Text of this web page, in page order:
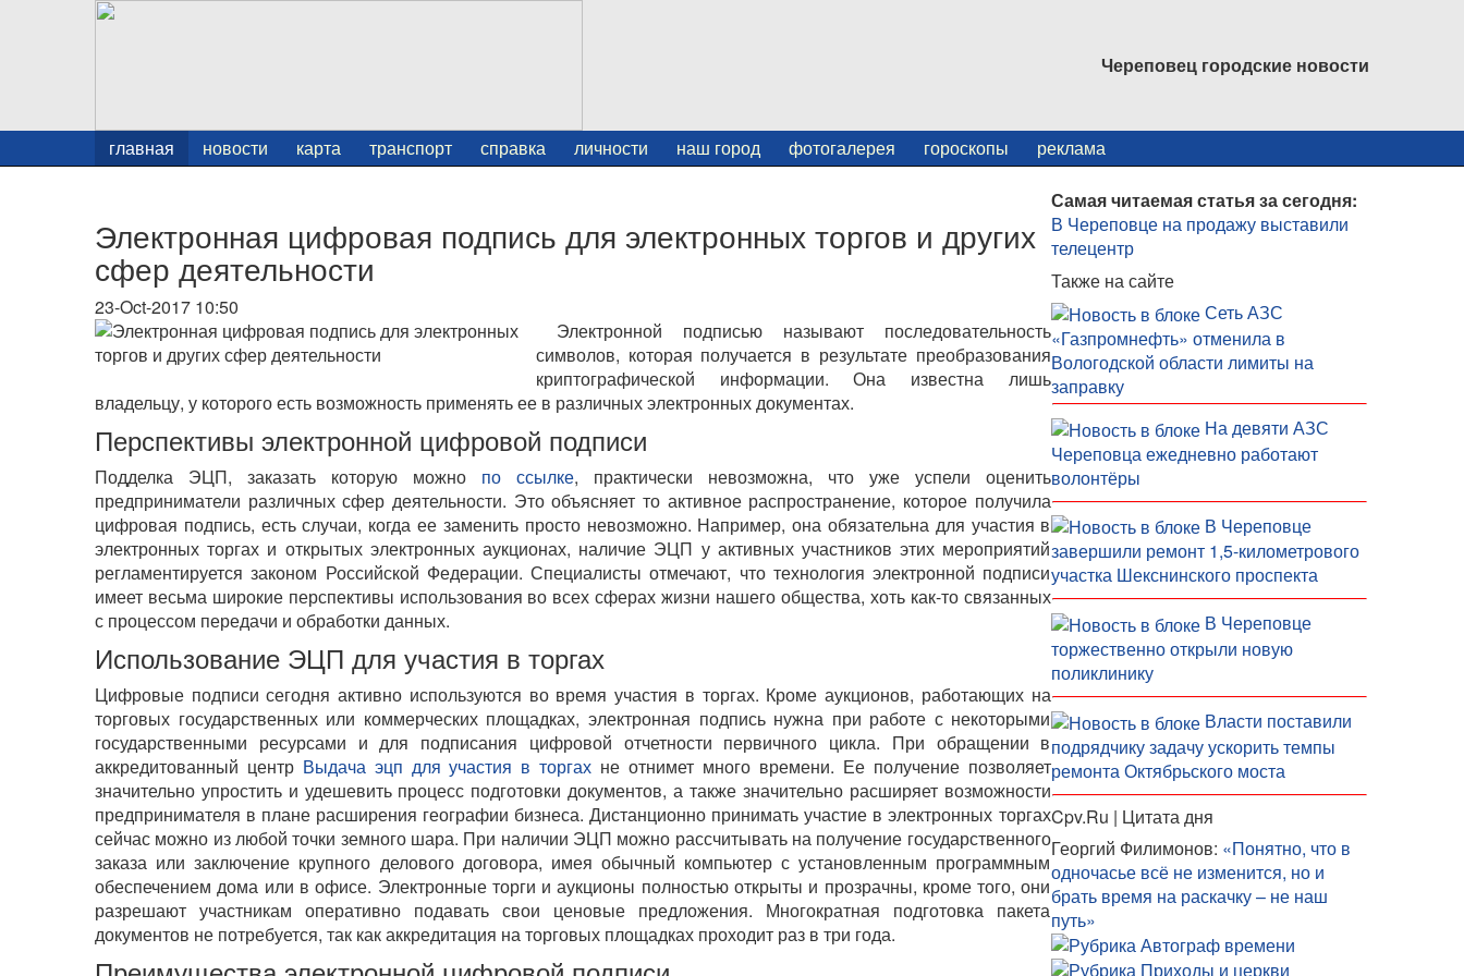
Череповец городские новости
главная новости карта транспорт справка личности наш город фотогалерея гороскопы реклама
Электронная цифровая подпись для электронных торгов и других
сфер деятельности
23-Oct-2017 10:50
Электронной подписью называют последовательность
символов, которая получается в результате преобразования
криптографической информации. Она известна лишь
владельцу, у которого есть возможность применять ее в различных электронных документах.
Перспективы электронной цифровой подписи
Подделка ЭЦП, заказать которую можно по ссылке, практически невозможна, что уже успели оценить
предприниматели различных сфер деятельности. Это объясняет то активное распространение, которое получила
цифровая подпись, есть случаи, когда ее заменить просто невозможно. Например, она обязательна для участия в
электронных торгах и открытых электронных аукционах, наличие ЭЦП у активных участников этих мероприятий
регламентируется законом Российской Федерации. Специалисты отмечают, что технология электронной подписи
имеет весьма широкие перспективы использования во всех сферах жизни нашего общества, хоть как-то связанных
с процессом передачи и обработки данных.
Использование ЭЦП для участия в торгах
Цифровые подписи сегодня активно используются во время участия в торгах. Кроме аукционов, работающих на
торговых государственных или коммерческих площадках, электронная подпись нужна при работе с некоторыми
государственными ресурсами и для подписания цифровой отчетности первичного цикла. При обращении в
аккредитованный центр Выдача эцп для участия в торгах не отнимет много времени. Ее получение позволяет
значительно упростить и удешевить процесс подготовки документов, а также значительно расширяет возможности
предпринимателя в плане расширения географии бизнеса. Дистанционно принимать участие в электронных торгах
сейчас можно из любой точки земного шара. При наличии ЭЦП можно рассчитывать на получение государственного
заказа или заключение крупного делового договора, имея обычный компьютер с установленным программным
обеспечением дома или в офисе. Электронные торги и аукционы полностью открыты и прозрачны, кроме того, они
разрешают участникам оперативно подавать свои ценовые предложения. Многократная подготовка пакета
документов не потребуется, так как аккредитация на торговых площадках проходит раз в три года.
Самая читаемая статья за сегодня:
В Череповце на продажу выставили
телецентр
Также на сайте
Сеть АЗС
«Газпромнефть» отменила в
Вологодской области лимиты на
заправку
На девяти АЗС
Череповца ежедневно работают
волонтёры
В Череповце
завершили ремонт 1,5-километрового
участка Шекснинского проспекта
В Череповце
торжественно открыли новую
поликлинику
Власти поставили
подрядчику задачу ускорить темпы
ремонта Октябрьского моста
Cpv.Ru | Цитата дня
Георгий Филимонов: «Понятно, что в
одночасье всё не изменится, но и
брать время на раскачку – не наш
путь»